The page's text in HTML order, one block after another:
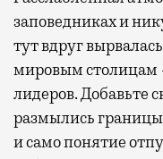
заповедниках и
тут вдруг
мировым столицам
лидеров. Добавьте
размылись границы
и само понятие